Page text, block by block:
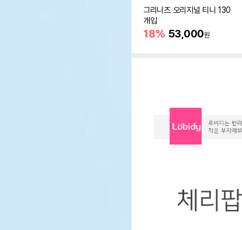
그리니즈 오리지널 티니 130
개입
18% 53,000원